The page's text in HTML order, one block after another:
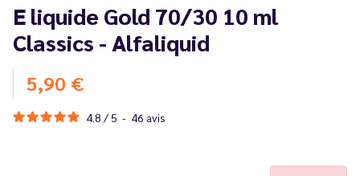
E liquide Gold 70/30 10 ml
Classics - Alfaliquid
5,90 €
4.8 / 5 - 46 avis